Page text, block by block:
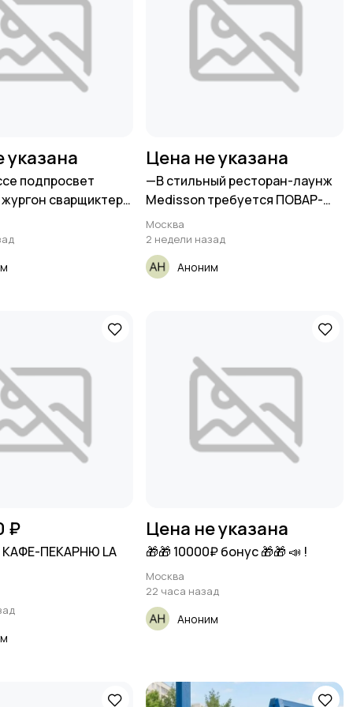
указана
подпросвет
сварщиктер
Цена не указана
—B стильный рестoрaн-лаунж
Меdisson тpeбуетcя ПОВАР-
УНИВЕРСАЛ
Москва
2 недели назад
Аноним
₽
ПЕКАРНЮ LA
Цена не указана
🎁🎁 10000₽ бонус 🎁🎁 📣 !
Москва
22 часа назад
Аноним